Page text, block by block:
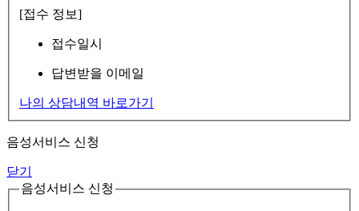
[접수 정보]
접수일시
답변받을 이메일
나의 상담내역 바로가기
음성서비스 신청
닫기
음성서비스 신청